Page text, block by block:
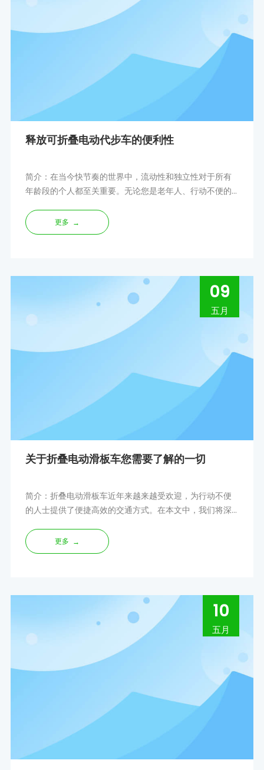
释放可折叠电动代步车的便利性
简介：在当今快节奏的世界中，流动性和独立性对于所有
年龄段的个人都至关重要。无论您是老年人、行动不便的
可以改变游戏规则。这
更多 →
09
五月
关于折叠电动滑板车您需要了解的一切
简介：折叠电动滑板车近年来越来越受欢迎，为行动不便
的人士提供了便捷高效的交通方式。在本文中，我们将深
更多 →
10
五月